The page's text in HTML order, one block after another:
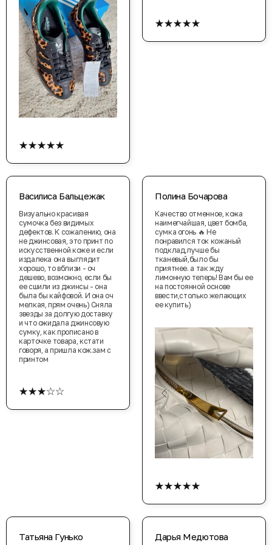
★★★★★
★★★★★
Василиса Бальцежак
Визуально красивая
сумочка без видимых
дефектов. К сожалению, она
не джинсовая, это принт по
искусственной коже и если
издалека она выглядит
хорошо, то вблизи - оч
дешево, возможно, если бы
ее сшили из джинсы - она
была бы кайфовой. И она оч
мелкая, прям очень) Сняла
звезды за долгую доставку
и что ожидала джинсовую
сумку, как прописано в
карточке товара, кстати
говоря, а пришла кож.зам с
принтом
★★★☆☆
Полина Бочарова
Качество отменное, кожа
наимегчайшая, цвет бомба,
сумка огонь 🔥 Не
понравился ток кожаный
подклад,лучше бы
тканевый,было бы
приятнее. а так жду
лимонную теперь! Вам бы ее
на постоянной основе
ввести,столько желающих
ее купить)
★★★★★
Татьяна Гунько Дарья Медютова